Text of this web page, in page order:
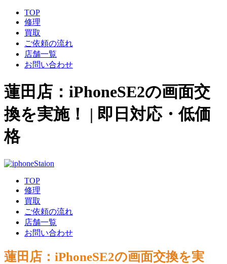
TOP
修理
買取
ご依頼の流れ
店舗一覧
お問い合わせ
蓮田店：iPhoneSE2の画面交
換を実施！ | 即日対応・低価
格
TOP
修理
買取
ご依頼の流れ
店舗一覧
お問い合わせ
蓮田店：iPhoneSE2の画面交換を実